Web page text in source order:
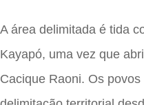
A área delimitada é tida
Kayapó, uma vez que
Cacique Raoni. Os